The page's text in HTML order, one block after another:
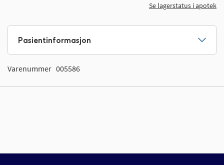
Se lagerstatus i apotek
Pasientinformasjon
Varenummer 005586